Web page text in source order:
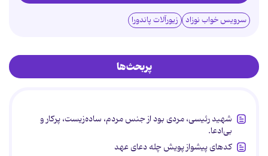
سرویس خواب نوزاد زیورآلات پاندورا
پربحث‌ها
شهید رئیسی، مردی بود از جنس مردم، ساده‌زیست، پرکار و
بی‌ادعا.
کدهای پیشواز پویش چله دعای عهد